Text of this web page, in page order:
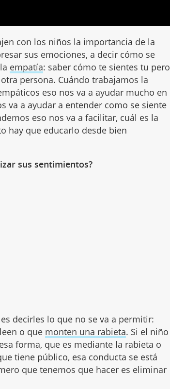
con los niños la importancia de la
sus emociones, a decir cómo se
empatía: saber cómo te sientes tu pero
persona. Cuándo trabajamos la
eso nos va a ayudar mucho en
va a ayudar a entender como se siente
eso nos va a facilitar, cuál es la
hay que educarlo desde bien
sus sentimientos?
decirles lo que no se va a permitir:
o que monten una rabieta. Si el niño
forma, que es mediante la rabieta o
tiene público, esa conducta se está
que tenemos que hacer es eliminar